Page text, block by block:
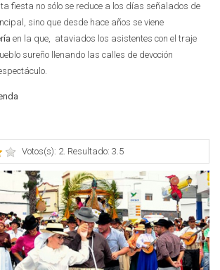
fiesta no sólo se reduce a los días señalados de
sino que desde hace años se viene
en la que, ataviados los asistentes con el traje
sureño llenando las calles de devoción
Votos(s): 2. Resultado: 3.5